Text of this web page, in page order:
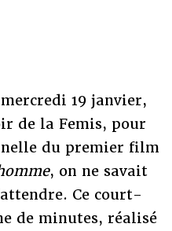
19 janvier,
de la Femis, pour
du premier film
, on ne savait
Ce court-
de minutes, réalisé